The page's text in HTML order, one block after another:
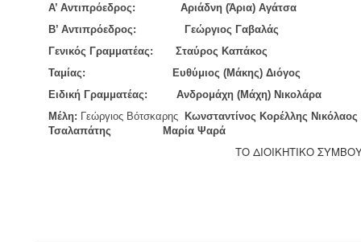
Α’ Αντιπρόεδρος: Αριάδνη (Άρια) Αγάτσα
Β’ Αντιπρόεδρος: Γεώργιος Γαβαλάς
Γενικός Γραμματέας: Σταύρος Καπάκος
Ταμίας: Ευθύμιος (Μάκης) Διόγος
Ειδική Γραμματέας: Ανδρομάχη (Μάχη) Νικολάρα
Μέλη: Γεώργιος Βότσκαρης Κωνσταντίνος Κορέλλης
Τσαλαπάτης
Μαρία Ψαρά
ΤΟ ΔΙΟΙΚΗΤΙΚΟ